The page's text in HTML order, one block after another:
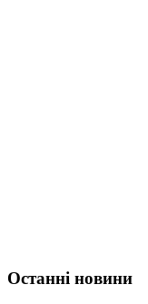
Останні новини